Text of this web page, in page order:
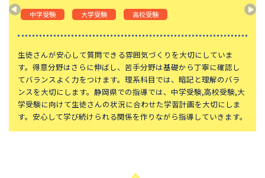
神奈川大学附属中学校
大宮開成中学校
法政大学第二中学校
品川女子学院中等部
東京都立桜修館中等教育学校
学習院中等科
頌栄女子学院中学校
田園調布学園中等部
江戸川学園取手中学校
山脇学園中学校
恵泉女学園中学校
千代田区立九段中等教育学校
大妻中学校
滝中学校
中学受験 大学受験 高校受験
生徒さんが安心して質問できる雰囲気づくりを大切にしていま
す。得意分野はさらに伸ばし、苦手分野は基礎から丁寧に確認し
てバランスよく力をつけます。理系科目では、暗記と理解のバラ
ンスを大切にします。静岡県での指導では、中学受験,高校受験,大
学受験に向けて生徒さんの状況に合わせた学習計画を大切にしま
す。安心して学び続けられる関係を作りながら指導していきます。